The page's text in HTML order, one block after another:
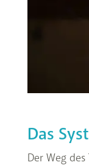
Das
Der Weg